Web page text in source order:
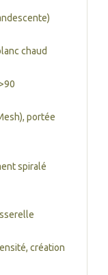
chaud
portée
spiralé
création